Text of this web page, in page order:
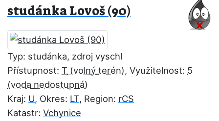
studánka Lovoš (90)
Typ: studánka, zdroj vyschl
Přístupnost: T , Využitelnost: 5
Kraj: U, Okres: LT, Region: rCS
Katastr: Vchynice